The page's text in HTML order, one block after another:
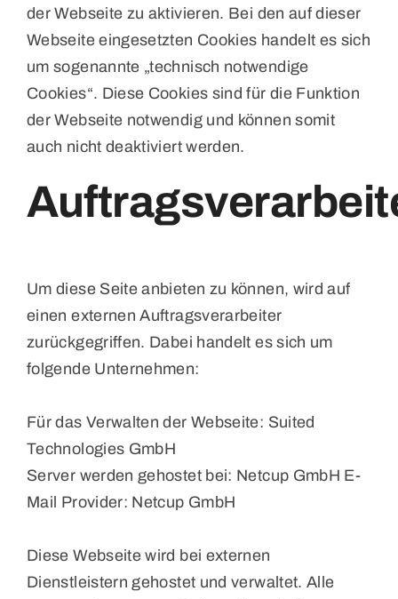
der Webseite zu aktivieren. Bei den auf dieser
Webseite eingesetzten Cookies handelt es sich
um sogenannte „technisch notwendige
Cookies“. Diese Cookies sind für die Funktion
der Webseite notwendig und können somit
auch nicht deaktiviert werden.
Um diese Seite anbieten zu können, wird auf
einen externen Auftragsverarbeiter
zurückgegriffen. Dabei handelt es sich um
folgende Unternehmen:
Für das Verwalten der Webseite: Suited
Technologies GmbH
Server werden gehostet bei: Netcup GmbH E-
Mail Provider: Netcup GmbH
Diese Webseite wird bei externen
Dienstleistern gehostet und verwaltet. Alle